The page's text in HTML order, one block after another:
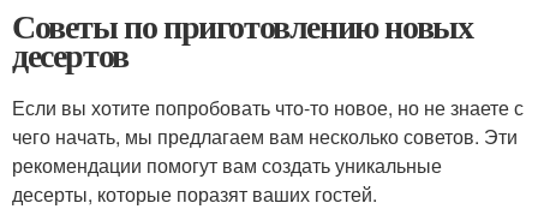
Советы по приготовлению новых
десертов
Если вы хотите попробовать что-то новое, но не знаете с
чего начать, мы предлагаем вам несколько советов. Эти
рекомендации помогут вам создать уникальные
десерты, которые поразят ваших гостей.